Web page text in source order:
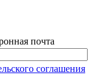
почта
соглашения